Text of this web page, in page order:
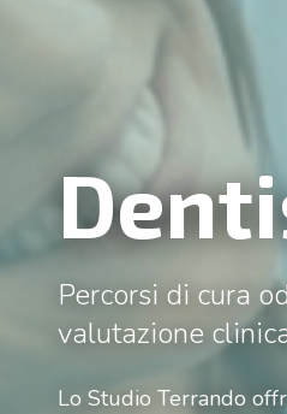
Percorsi di cura
valutazione
Lo Studio Terrando